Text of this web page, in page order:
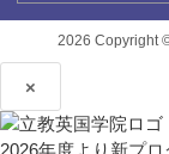
2026 Copyright
×
2026年度より新プ